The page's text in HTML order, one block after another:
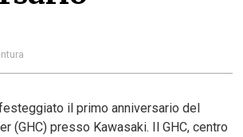
il primo anniversario del
(GHC) presso Kawasaki. Il GHC, centro